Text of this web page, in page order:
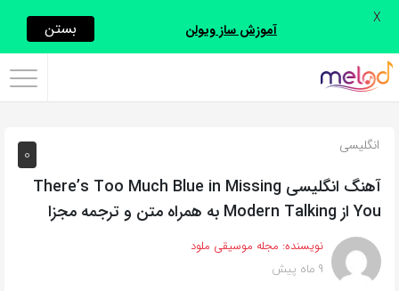
اشتراک
با
روش‌های
زیر
این
صفحه
0 انگلیسی
آهنگ انگلیسی There’s Too Much Blue in Missing
You از Modern Talking به همراه متن و ترجمه مجزا
نویسنده: مجله موسیقی ملود
9 ماه پیش
آموزش ساز ویولن بستن X